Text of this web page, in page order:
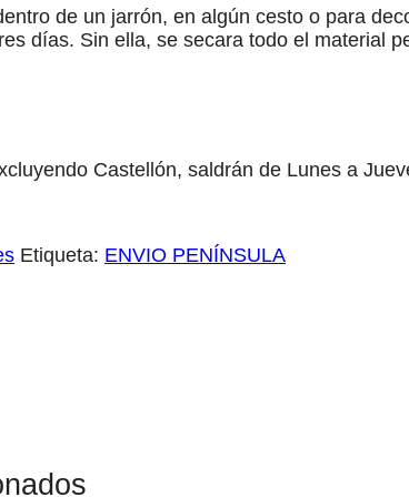
de un jarrón, en algún cesto o para
días. Sin ella, se secara todo el material
Castellón, saldrán de Lunes a
Etiqueta: ENVIO PENÍNSULA